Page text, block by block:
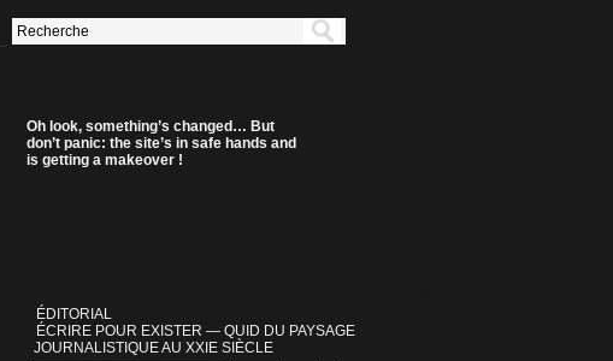
Oh look, something’s changed… But
don’t panic: the site’s in safe hands and
is getting a makeover !
ÉDITORIAL
ÉCRIRE POUR EXISTER — QUID DU PAYSAGE
JOURNALISTIQUE AU XXIE SIÈCLE